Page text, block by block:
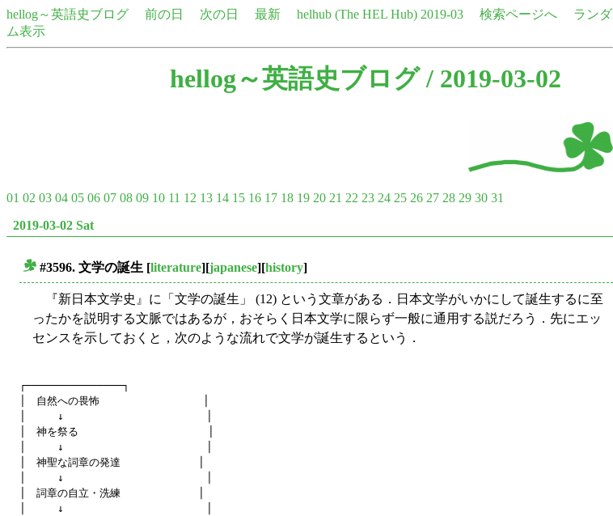
hellog～英語史ブログ 前の日 次の日 最新 helhub (The HEL Hub) 2019-03 検索ページへ
ランダ
ム表示
hellog～英語史ブログ/ 2019-03-02
01 02 03 04 05 06 07 08 09 10 11 12 13 14 15 16 17 18 19 20 21 22 23 24 25 26 27 28 29 30 31
2019-03-02 Sat
#3596. 文学の誕生 [literature][japanese][history]
『新日本文学史』に「文学の誕生」 (12) という文章がある．日本文学がいかにして誕生するに至
ったかを説明する文脈ではあるが，おそらく日本文学に限らず一般に通用する説だろう．先にエッ
センスを示しておくと，次のような流れで文学が誕生するという．
┌───────────────┐
│　自然への畏怖                │
│　　　↓                      │
│　神を祭る                    │
│　　　↓                      │
│　神聖な詞章の発達            │
│　　　↓                      │
│　詞章の自立・洗練            │
│　　　↓                      │